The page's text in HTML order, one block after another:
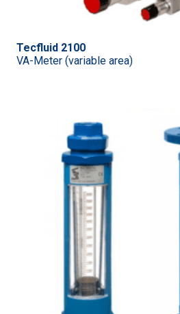
Tecfluid 2100
VA-Meter (variable area)